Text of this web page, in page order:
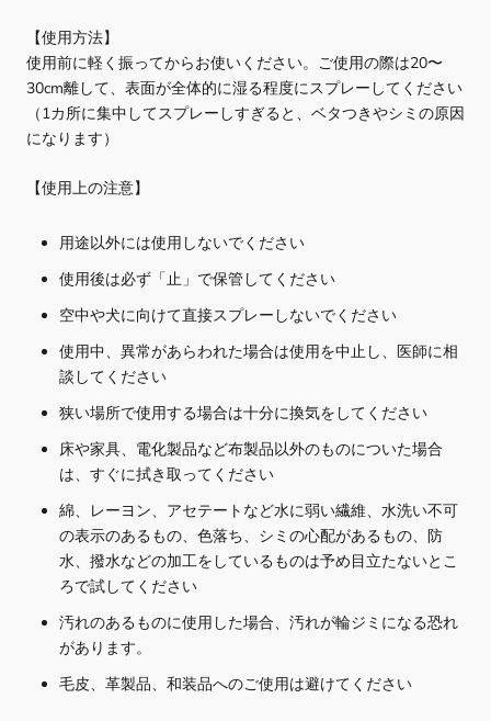
【使用方法】
使用前に軽く振ってからお使いください。ご使用の際は20〜
30cm離して、表面が全体的に湿る程度にスプレーしてください
（1カ所に集中してスプレーしすぎると、ベタつきやシミの原因
になります）
【使用上の注意】
用途以外には使用しないでください
使用後は必ず「止」で保管してください
空中や犬に向けて直接スプレーしないでください
使用中、異常があらわれた場合は使用を中止し、医師に相
談してください
狭い場所で使用する場合は十分に換気をしてください
床や家具、電化製品など布製品以外のものについた場合
は、すぐに拭き取ってください
綿、レーヨン、アセテートなど水に弱い繊維、水洗い不可
の表示のあるもの、色落ち、シミの心配があるもの、防
水、撥水などの加工をしているものは予め目立たないとこ
ろで試してください
汚れのあるものに使用した場合、汚れが輪ジミになる恐れ
があります。
毛皮、革製品、和装品へのご使用は避けてください